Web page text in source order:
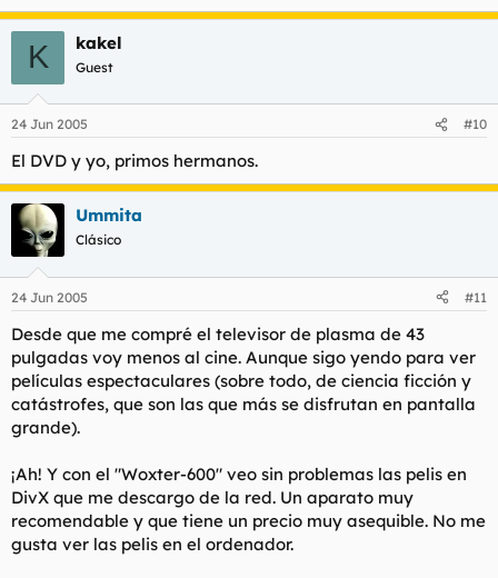
K kakel
Guest
24 Jun 2005 #10
El DVD y yo, primos hermanos.
Ummita
Clásico
24 Jun 2005 #11
Desde que me compré el televisor de plasma de 43
pulgadas voy menos al cine. Aunque sigo yendo para ver
películas espectaculares (sobre todo, de ciencia ficción y
catástrofes, que son las que más se disfrutan en pantalla
grande).
¡Ah! Y con el "Woxter-600" veo sin problemas las pelis en
DivX que me descargo de la red. Un aparato muy
recomendable y que tiene un precio muy asequible. No me
gusta ver las pelis en el ordenador.